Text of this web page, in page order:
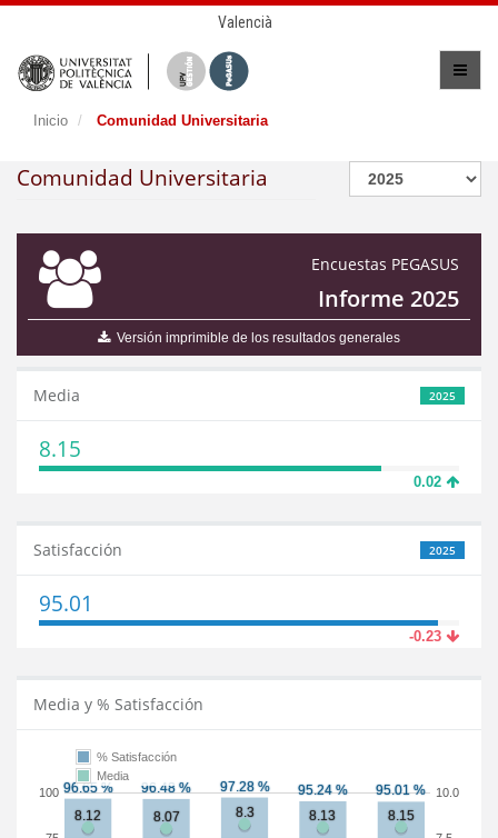
Valencià
Inicio Comunidad Universitaria
Comunidad Universitaria
Encuestas PEGASUS
Informe 2025
Versión imprimible de los resultados generales
2025
Media
8.15
0.02
2025
Satisfacción
95.01
-0.23
Media y % Satisfacción
100 10.0
% Satisfacción
Media